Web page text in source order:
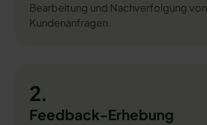
Bearbeitung und Nachverfolgung von
Kundenanfragen.
2.
Feedback-Erhebung